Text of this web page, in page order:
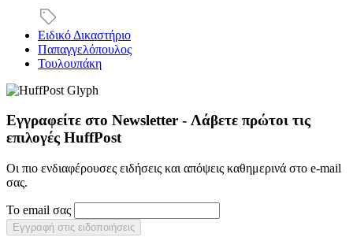
Ειδικό Δικαστήριο
Παπαγγελόπουλος
Τουλουπάκη
Εγγραφείτε στο Newsletter - Λάβετε πρώτοι τις
επιλογές HuffPost
Οι πιο ενδιαφέρουσες ειδήσεις και απόψεις καθημερινά στο e-mail
σας.
Το email σας
Εγγραφή στις ειδοποιήσεις